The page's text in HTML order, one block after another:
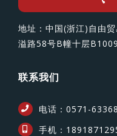
地址：中国(浙江)自由
溢路58号B幢十层
联系我们
电话：0571-
手机：